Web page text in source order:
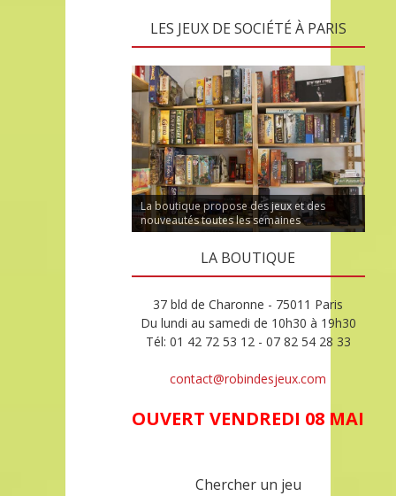
LES JEUX DE SOCIÉTÉ À PARIS
La boutique propose des jeux et des
nouveautés toutes les semaines
LA BOUTIQUE
37 bld de Charonne - 75011 Paris
Du lundi au samedi de 10h30 à 19h30
Tél: 01 42 72 53 12 - 07 82 54 28 33
contact@robindesjeux.com
OUVERT VENDREDI 08 MAI
Chercher un jeu